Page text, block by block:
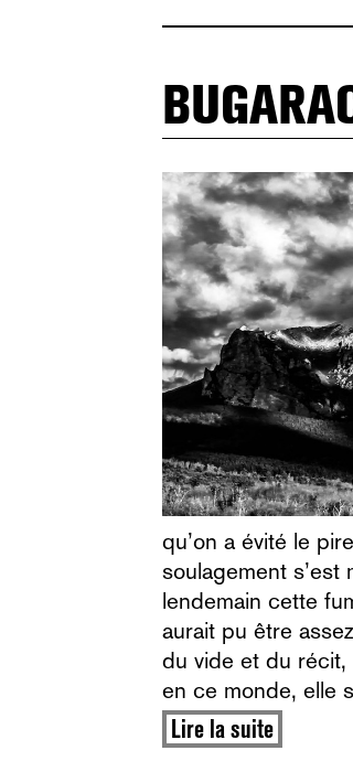
qu’on a évité le
soulagement s’est
lendemain cette
aurait pu être
du vide et du
en ce monde, elle
Lire la suite